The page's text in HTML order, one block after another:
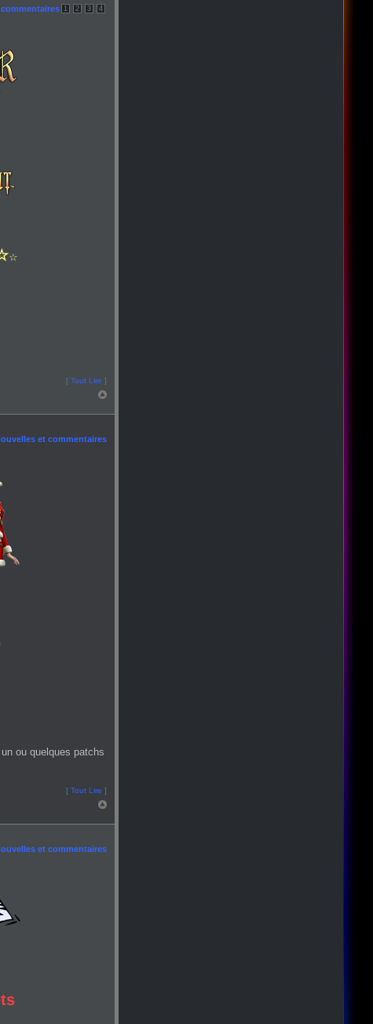
1 2 3 4
☆
[ Tout Lire ]
et commentaires
ou quelques patchs
[ Tout Lire ]
et commentaires